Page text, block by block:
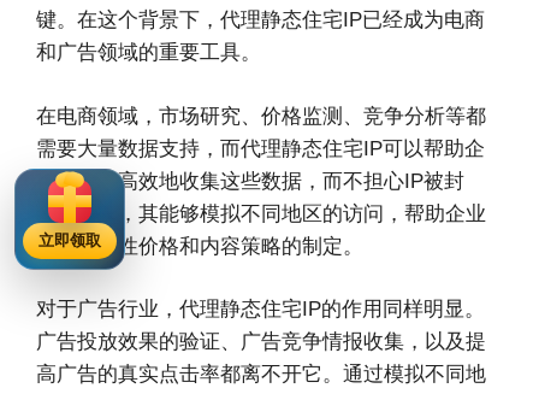
键。在这个背景下，代理静态住宅IP已经成为电商
和广告领域的重要工具。
在电商领域，市场研究、价格监测、竞争分析等都
需要大量数据支持，而代理静态住宅IP可以帮助企
业安全、高效地收集这些数据，而不担心IP被封
锁。此外，其能够模拟不同地区的访问，帮助企业
进行地域性价格和内容策略的制定。
对于广告行业，代理静态住宅IP的作用同样明显。
广告投放效果的验证、广告竞争情报收集，以及提
高广告的真实点击率都离不开它。通过模拟不同地
立即领取